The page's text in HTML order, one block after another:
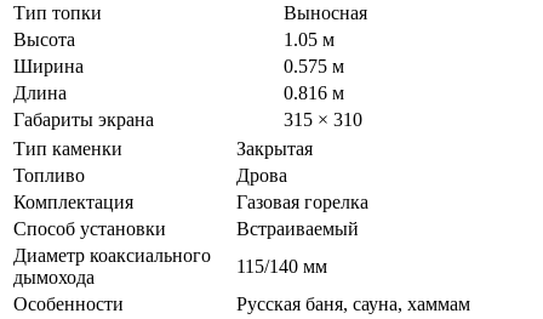
Тип топки
Выносная
Высота
1.05 м
Ширина
0.575 м
Длина
0.816 м
Габариты экрана
315 × 310
Тип каменки
Закрытая
Топливо
Дрова
Комплектация
Газовая горелка
Способ установки
Встраиваемый
Диаметр коаксиального
дымохода
115/140 мм
Особенности
Русская баня, сауна, хаммам